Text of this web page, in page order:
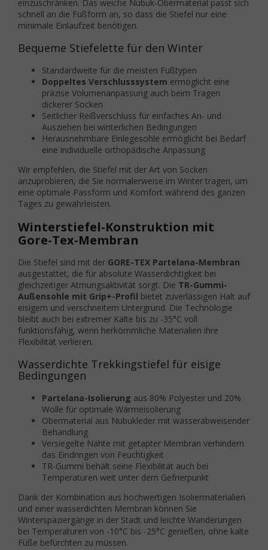
einzuschränken. Das weiche Nubuk-Obermaterial passt sich
schnell an die Fußform an, so dass die Stiefel nur eine
minimale Einlaufzeit benötigen.
Bequeme Stiefelette für den Winter
Standardweite für die meisten Fußtypen
Doppeltes Verschlusssystem ermöglicht eine
präzise Volumenanpassung auch beim Tragen
dickerer Socken
Seitlicher Reißverschluss für einfaches An- und
Ausziehen bei winterlichen Bedingungen
Herausnehmbare Einlegesohle ermöglicht bei Bedarf
eine individuelle orthopädische Anpassung
Wir empfehlen, die Stiefel mit der Art von Socken
anzuprobieren, die Sie normalerweise im Winter tragen, um
eine optimale Passform und Komfort während des ganzen
Tages zu gewährleisten.
Winterstiefel-Konstruktion mit
Gore-Tex-Membran
Die Stiefel sind mit der GORE-TEX Partelana-Membran
ausgestattet, die für absolute Wasserdichtigkeit bei
gleichzeitiger Atmungsaktivität sorgt. Die TR-Gummi-
Außensohle mit Grip+-Profil bietet zuverlässigen Halt auf
eisigem und verschneitem Untergrund. Die Technologie
bleibt auch bei extremer Kälte bis zu -35°C voll
funktionsfähig, wenn herkömmliche Materialien ihre
Flexibilität verlieren.
Wasserdichte Trekkingstiefel für eisige
Bedingungen
Partelana-Isolierung aus 80% Polyester und 20%
Wolle für optimale Wärmeisolierung
Obermaterial aus Nubukleder mit wasserabweisender
Behandlung
Versiegelte Nähte mit getapter Membran verhindern
das Eindringen von Feuchtigkeit
TR-Gummi behält seine Flexibilität auch bei
Temperaturen weit unter dem Gefrierpunkt
Dank der Kombination aus hochwertigen Isoliermaterialien
und einer wasserdichten Membran können Sie
Winterspaziergänge in der Stadt und leichte Wanderungen
bei Temperaturen von -10°C bis -25°C genießen, ohne kalte
Füße befürchten zu müssen.